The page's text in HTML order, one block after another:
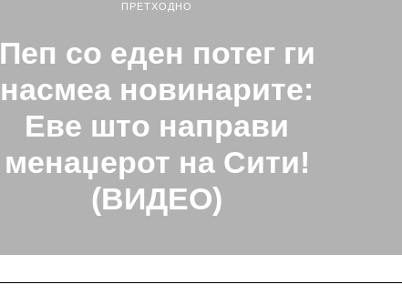
ПРЕТХОДНО
Пеп со еден потег ги
насмеа новинарите:
Еве што направи
менаџерот на Сити!
(ВИДЕО)